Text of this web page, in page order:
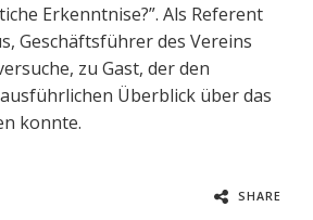
Erkenntnise?”. Als Referent
Geschäftsführer des Vereins
zu Gast, der den
Überblick über das
konnte.
SHARE